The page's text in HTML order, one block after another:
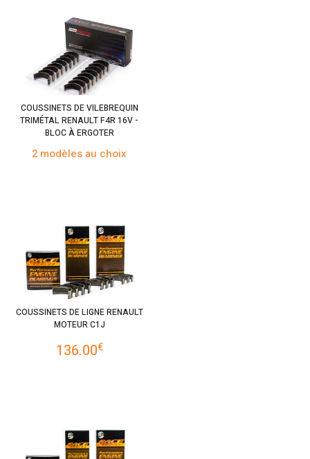
COUSSINETS DE VILEBREQUIN
TRIMÉTAL RENAULT F4R 16V -
BLOC À ERGOTER
2 modèles au choix
COUSSINETS DE LIGNE RENAULT
MOTEUR C1J
136.00€